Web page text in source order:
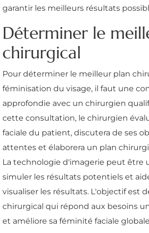
garantir les meilleurs résultats
Déterminer le
chirurgical
Pour déterminer le meilleur plan
féminisation du visage, il faut une
approfondie avec un chirurgien
cette consultation, le chirurgien
faciale du patient, discutera de ses
attentes et élaborera un plan
La technologie d'imagerie peut être
simuler les résultats potentiels et
visualiser les résultats. L'objectif est
chirurgical qui répond aux besoins
et améliore sa féminité faciale